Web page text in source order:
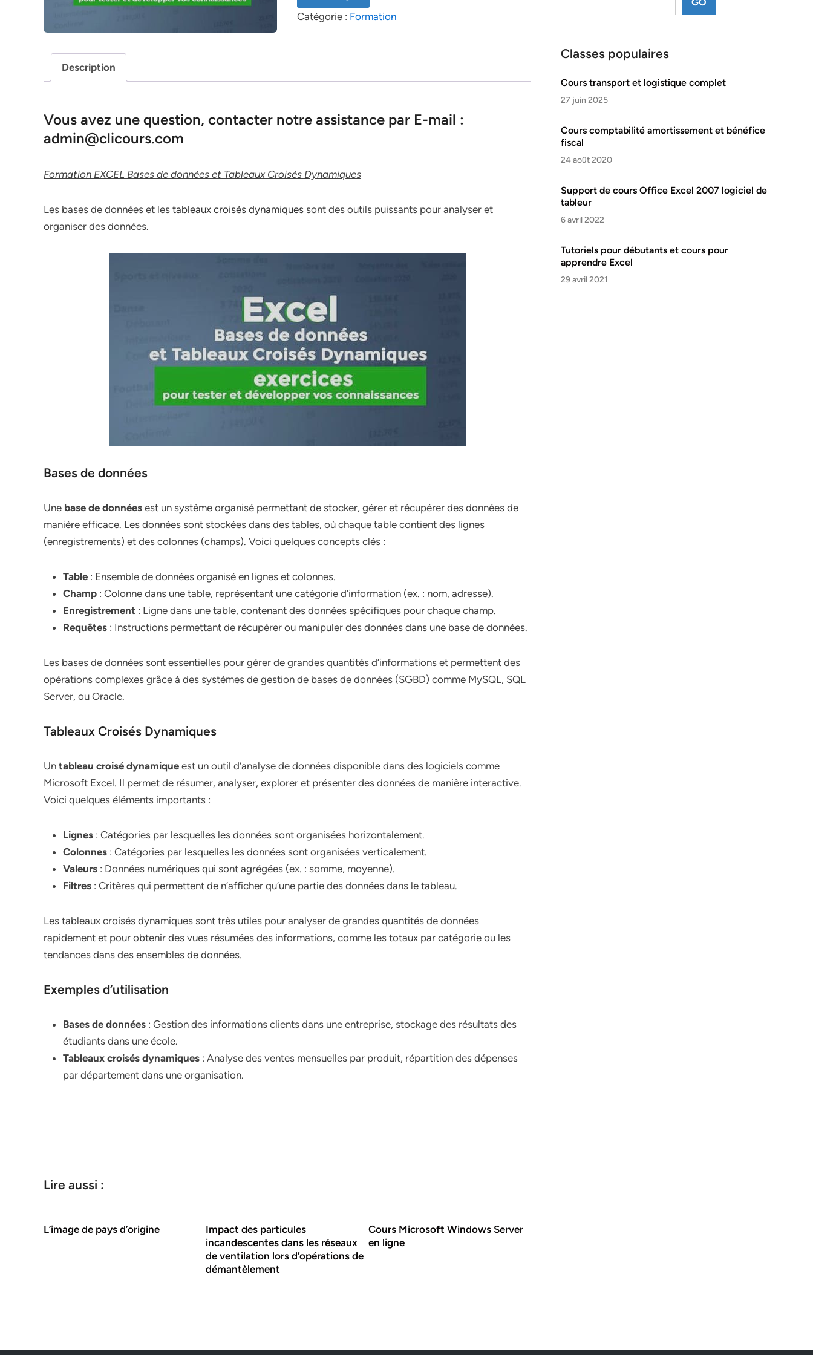
Catégorie : Formation
Description
Vous avez une question, contacter notre assistance par E-mail :
admin@clicours.com
Formation EXCEL Bases de données et Tableaux Croisés Dynamiques
Les bases de données et les tableaux croisés dynamiques sont des outils puissants pour analyser et
organiser des données.
Bases de données
Une base de données est un système organisé permettant de stocker, gérer et récupérer des données de
manière efficace. Les données sont stockées dans des tables, où chaque table contient des lignes
(enregistrements) et des colonnes (champs). Voici quelques concepts clés :
Table : Ensemble de données organisé en lignes et colonnes.
Champ : Colonne dans une table, représentant une catégorie d’information (ex. : nom, adresse).
Enregistrement : Ligne dans une table, contenant des données spécifiques pour chaque champ.
Requêtes : Instructions permettant de récupérer ou manipuler des données dans une base de données.
Les bases de données sont essentielles pour gérer de grandes quantités d’informations et permettent des
opérations complexes grâce à des systèmes de gestion de bases de données (SGBD) comme MySQL, SQL
Server, ou Oracle.
Tableaux Croisés Dynamiques
Un tableau croisé dynamique est un outil d’analyse de données disponible dans des logiciels comme
Microsoft Excel. Il permet de résumer, analyser, explorer et présenter des données de manière interactive.
Voici quelques éléments importants :
Lignes : Catégories par lesquelles les données sont organisées horizontalement.
Colonnes : Catégories par lesquelles les données sont organisées verticalement.
Valeurs : Données numériques qui sont agrégées (ex. : somme, moyenne).
Filtres : Critères qui permettent de n’afficher qu’une partie des données dans le tableau.
Les tableaux croisés dynamiques sont très utiles pour analyser de grandes quantités de données
rapidement et pour obtenir des vues résumées des informations, comme les totaux par catégorie ou les
tendances dans des ensembles de données.
Exemples d’utilisation
Bases de données : Gestion des informations clients dans une entreprise, stockage des résultats des
étudiants dans une école.
Tableaux croisés dynamiques : Analyse des ventes mensuelles par produit, répartition des dépenses
par département dans une organisation.
Lire aussi :
L’image de pays d’origine
Impact des particules
incandescentes dans les réseaux
de ventilation lors d’opérations de
démantèlement
Cours Microsoft Windows Server
en ligne
Classes populaires
Cours transport et logistique complet
27 juin 2025
Cours comptabilité amortissement et bénéfice
fiscal
24 août 2020
Support de cours Office Excel 2007 logiciel de
tableur
6 avril 2022
Tutoriels pour débutants et cours pour
apprendre Excel
29 avril 2021